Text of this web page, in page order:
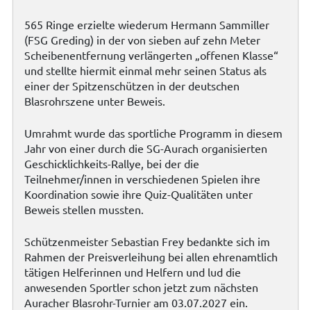
565 Ringe erzielte wiederum Hermann Sammiller
(FSG Greding) in der von sieben auf zehn Meter
Scheibenentfernung verlängerten „offenen Klasse“
und stellte hiermit einmal mehr seinen Status als
einer der Spitzenschützen in der deutschen
Blasrohrszene unter Beweis.
Umrahmt wurde das sportliche Programm in diesem
Jahr von einer durch die SG-Aurach organisierten
Geschicklichkeits-Rallye, bei der die
Teilnehmer/innen in verschiedenen Spielen ihre
Koordination sowie ihre Quiz-Qualitäten unter
Beweis stellen mussten.
Schützenmeister Sebastian Frey bedankte sich im
Rahmen der Preisverleihung bei allen ehrenamtlich
tätigen Helferinnen und Helfern und lud die
anwesenden Sportler schon jetzt zum nächsten
Auracher Blasrohr-Turnier am 03.07.2027 ein.